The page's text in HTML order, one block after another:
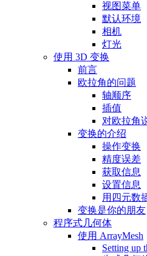
视图菜单
默认环境
相机
灯光
使用 3D 变换
前言
欧拉角的问题
轴顺序
插值
对欧拉角
变换的介绍
操作变换
精度误差
获取信息
设置信息
用四元数
变换是你的朋友
程序式几何体
使用 ArrayMesh
Setting up